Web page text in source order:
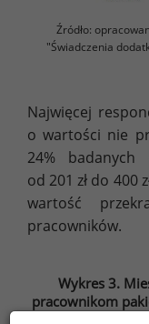
Źródło:
"Świadczenia
Najwięcej
o wartości nie
24%
od 201 zł do 400
wartość
pracowników.
Wykres 3.
pracownikom